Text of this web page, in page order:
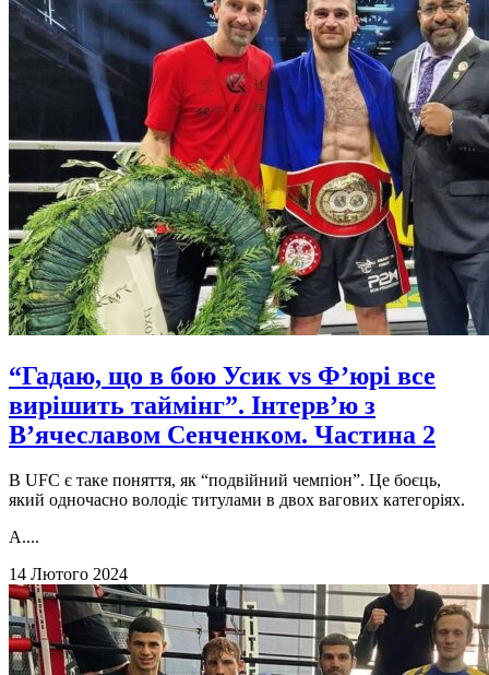
“Гадаю, що в бою Усик vs Ф’юрі все
вирішить таймінг”. Інтерв’ю з
В’ячеславом Сенченком. Частина 2
В UFC є таке поняття, як “подвійний чемпіон”. Це боєць,
який одночасно володіє титулами в двох вагових категоріях.
А....
14 Лютого 2024